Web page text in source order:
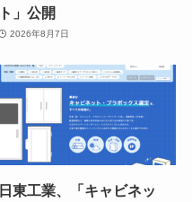
ト」公開
2026年8月7日
日東工業、「キャビネッ